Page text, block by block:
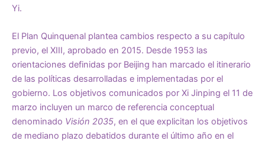
Yi.
El Plan Quinquenal plantea cambios respecto a su capítulo
previo, el XIII, aprobado en 2015. Desde 1953 las
orientaciones definidas por Beijing han marcado el itinerario
de las políticas desarrolladas e implementadas por el
gobierno. Los objetivos comunicados por Xi Jinping el 11 de
marzo incluyen un marco de referencia conceptual
denominado Visión 2035, en el que explicitan los objetivos
de mediano plazo debatidos durante el último año en el